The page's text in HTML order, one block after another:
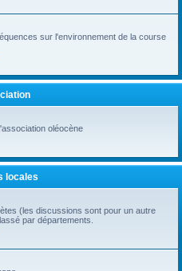
sur l'environnement de la course
oléocène
locales
(les discussions sont pour un autre
par départements.